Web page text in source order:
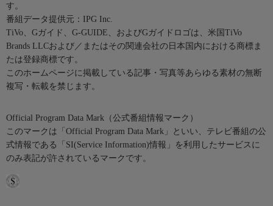
す。
番組データ提供元：IPG Inc.
TiVo、Gガイド、G-GUIDE、およびGガイドロゴは、米国TiVo
Brands LLCおよび／またはその関連会社の日本国内における商標ま
たは登録商標です。
このホームページに掲載している記事・写真等あらゆる素材の無断
複写・転載を禁じます。
Official Program Data Mark（公式番組情報マーク）
このマークは「Official Program Data Mark」といい、テレビ番組の公
式情報である「SI(Service Information)情報」を利用したサービスに
のみ表記が許されているマークです。